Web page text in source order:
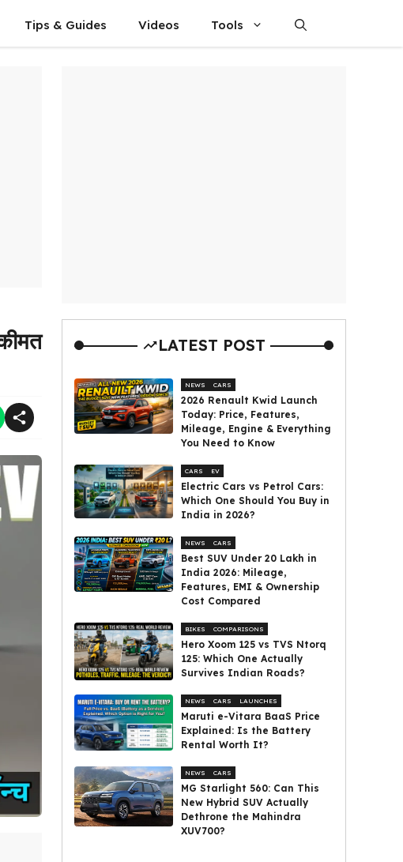
Tips & Guides Videos Tools
LATEST POST
NEWS CARS
2026 Renault Kwid Launch
Today: Price, Features,
Mileage, Engine & Everything
You Need to Know
CARS EV
Electric Cars vs Petrol Cars:
Which One Should You Buy in
India in 2026?
NEWS CARS
Best SUV Under ₹20 Lakh in
India 2026: Mileage,
Features, EMI & Ownership
Cost Compared
BIKES COMPARISONS
Hero Xoom 125 vs TVS Ntorq
125: Which One Actually
Survives Indian Roads?
NEWS CARS LAUNCHES
Maruti e-Vitara BaaS Price
Explained: Is the Battery
Rental Worth It?
NEWS CARS
MG Starlight 560: Can This
New Hybrid SUV Actually
Dethrone the Mahindra
XUV700?